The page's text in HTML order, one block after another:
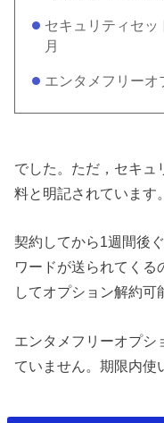
セキュリティセッ
月
エンタメフリーオ
でした。ただ，セキュ
料と明記されています。
契約してから1週間後
ワードが送られてくる
してオプション解約可
エンタメフリーオプシ
ていません。期限内使